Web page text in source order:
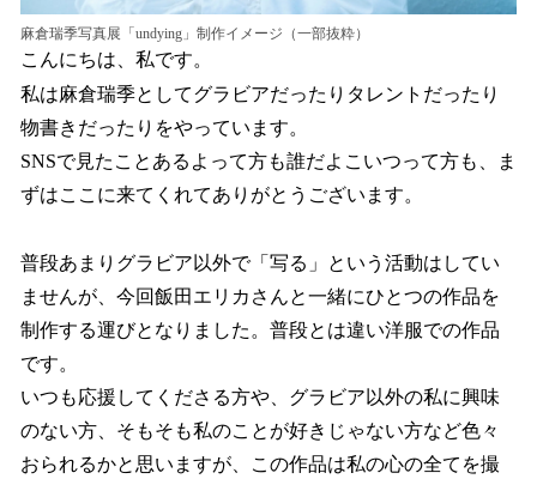
麻倉瑞季写真展「undying」制作イメージ（一部抜粋）
こんにちは、私です。
私は麻倉瑞季としてグラビアだったりタレントだったり
物書きだったりをやっています。
SNSで見たことあるよって方も誰だよこいつって方も、ま
ずはここに来てくれてありがとうございます。
普段あまりグラビア以外で「写る」という活動はしてい
ませんが、今回飯田エリカさんと一緒にひとつの作品を
制作する運びとなりました。普段とは違い洋服での作品
です。
いつも応援してくださる方や、グラビア以外の私に興味
のない方、そもそも私のことが好きじゃない方など色々
おられるかと思いますが、この作品は私の心の全てを撮